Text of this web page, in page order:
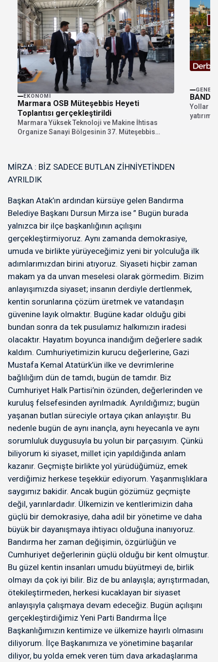
EKONOMI
Marmara OSB Müteşebbis Heyeti
Toplantısı gerçekleştirildi
Marmara Yüksek Teknoloji ve Makine İhtisas
Organize Sanayi Bölgesinin 37. Müteşebbis
GENEL
Yollar
MİRZA : BİZ SADECE BUTLAN ZİHNİYETİNDEN
AYRILDIK
Başkan Atak’ın ardından kürsüye gelen Bandırma
Belediye Başkanı Dursun Mirza ise ” Bugün burada
yalnızca bir ilçe başkanlığının açılışını
gerçekleştirmiyoruz. Aynı zamanda demokrasiye,
umuda ve birlikte yürüyeceğimiz yeni bir yolculuğa ilk
adımlarımızdan birini atıyoruz. Siyaseti hiçbir zaman
makam ya da unvan meselesi olarak görmedim. Bizim
anlayışımızda siyaset; insanın derdiyle dertlenmek,
kentin sorunlarına çözüm üretmek ve vatandaşın
güvenine layık olmaktır. Bugüne kadar olduğu gibi
bundan sonra da tek pusulamız halkımızın iradesi
olacaktır. Hayatım boyunca inandığım değerlere sadık
kaldım. Cumhuriyetimizin kurucu değerlerine, Gazi
Mustafa Kemal Atatürk’ün ilke ve devrimlerine
bağlılığım dün de tamdı, bugün de tamdır. Biz
Cumhuriyet Halk Partisi’nin özünden, değerlerinden ve
kuruluş felsefesinden ayrılmadık. Ayrıldığımız; bugün
yaşanan butlan süreciyle ortaya çıkan anlayıştır. Bu
nedenle bugün de aynı inançla, aynı heyecanla ve aynı
sorumluluk duygusuyla bu yolun bir parçasıyım. Çünkü
biliyorum ki siyaset, millet için yapıldığında anlam
kazanır. Geçmişte birlikte yol yürüdüğümüz, emek
verdiğimiz herkese teşekkür ediyorum. Yaşanmışlıklara
saygımız bakidir. Ancak bugün gözümüz geçmişte
değil, yarınlardadır. Ülkemizin ve kentlerimizin daha
güçlü bir demokrasiye, daha adil bir yönetime ve daha
büyük bir dayanışmaya ihtiyacı olduğuna inanıyoruz.
Bandırma her zaman değişimin, özgürlüğün ve
Cumhuriyet değerlerinin güçlü olduğu bir kent olmuştur.
Bu güzel kentin insanları umudu büyütmeyi de, birlik
olmayı da çok iyi bilir. Biz de bu anlayışla; ayrıştırmadan,
ötekileştirmeden, herkesi kucaklayan bir siyaset
anlayışıyla çalışmaya devam edeceğiz. Bugün açılışını
gerçekleştirdiğimiz Yeni Parti Bandırma İlçe
Başkanlığımızın kentimize ve ülkemize hayırlı olmasını
diliyorum. İlçe Başkanımıza ve yönetimine başarılar
diliyor, bu yolda emek veren tüm dava arkadaşlarıma